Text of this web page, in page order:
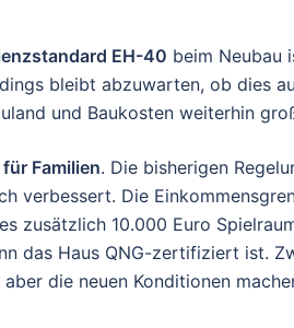
EH-40 beim Neubau
bleibt abzuwarten, ob dies
und Baukosten weiterhin
Familien. Die bisherigen
verbessert. Die
zusätzlich 10.000 Euro
das Haus QNG-zertifiziert ist.
die neuen Konditionen